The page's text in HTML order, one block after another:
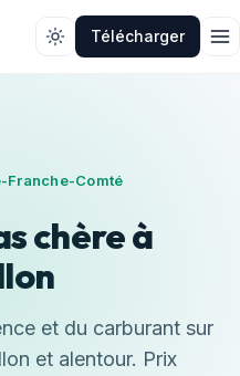
Télécharger
Franche-Comté
chère à
et du carburant sur
et alentour. Prix